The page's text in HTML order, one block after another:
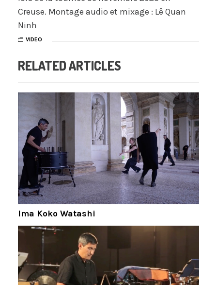
Creuse. Montage audio et mixage : Lê Quan
Ninh
VIDEO
RELATED ARTICLES
Ima Koko Watashi